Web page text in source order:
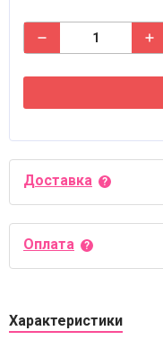
Доставка
Оплата
Характеристики